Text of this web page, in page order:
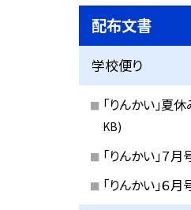
配布文書
学校便り
「りんかい」夏
KB)
「りんかい」７月
「りんかい」６月